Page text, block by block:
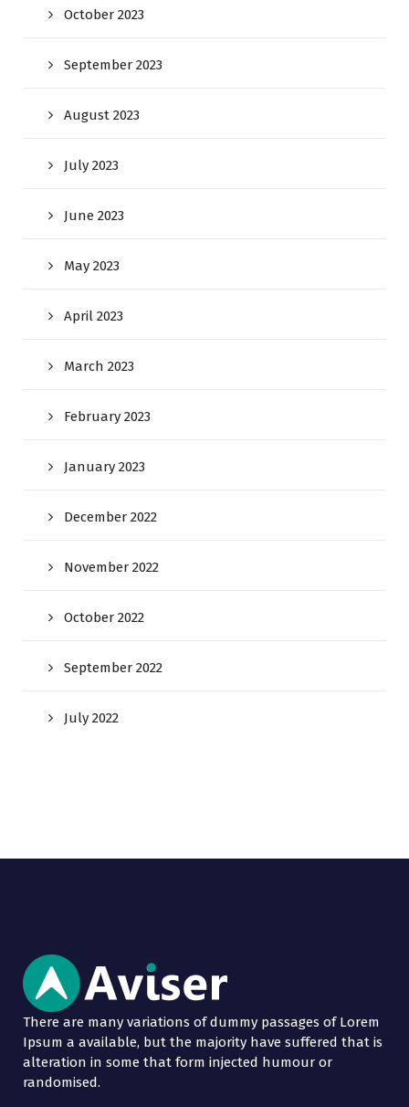
October 2023
September 2023
August 2023
July 2023
June 2023
May 2023
April 2023
March 2023
February 2023
January 2023
December 2022
November 2022
October 2022
September 2022
July 2022
There are many variations of dummy passages of Lorem
Ipsum a available, but the majority have suffered that is
alteration in some that form injected humour or
randomised.